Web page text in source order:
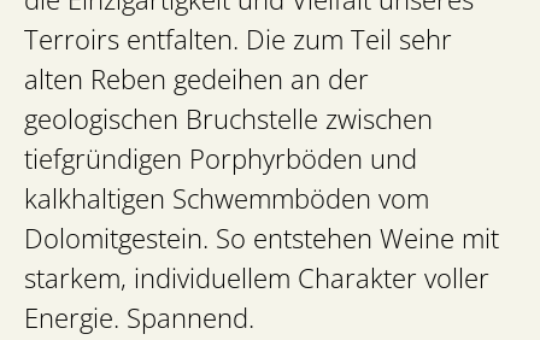
Terroirs entfalten. Die zum Teil sehr
alten Reben gedeihen an der
geologischen Bruchstelle zwischen
tiefgründigen Porphyrböden und
kalkhaltigen Schwemmböden vom
Dolomitgestein. So entstehen Weine mit
starkem, individuellem Charakter voller
Energie. Spannend.